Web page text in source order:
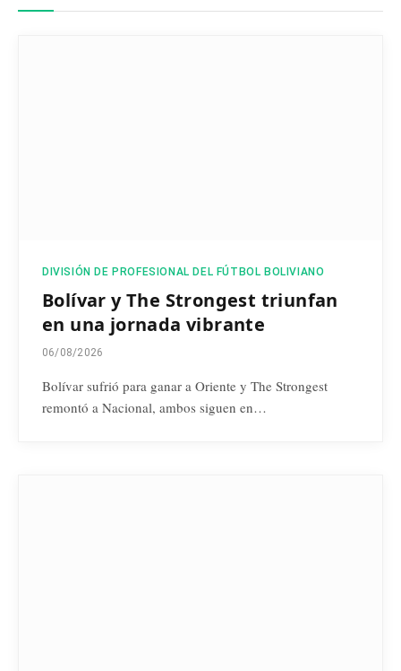
DIVISIÓN DE PROFESIONAL DEL FÚTBOL BOLIVIANO
Bolívar y The Strongest triunfan
en una jornada vibrante
06/08/2026
Bolívar sufrió para ganar a Oriente y The Strongest
remontó a Nacional, ambos siguen en…